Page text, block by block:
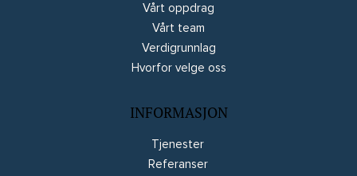
Vårt oppdrag
Vårt team
Verdigrunnlag
Hvorfor velge oss
INFORMASJON
Tjenester
Referanser